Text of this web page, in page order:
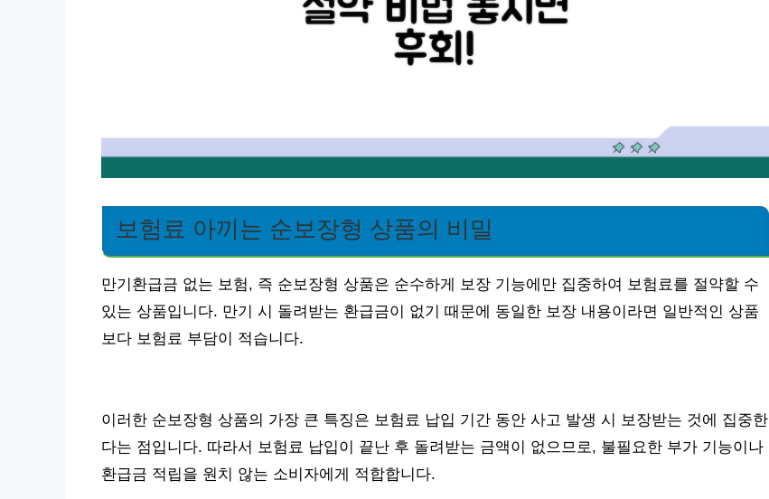
보험료 아끼는 순보장형 상품의 비밀
만기환급금 없는 보험, 즉 순보장형 상품은 순수하게 보장 기능에만 집중하여 보험료를 절약할 수
있는 상품입니다. 만기 시 돌려받는 환급금이 없기 때문에 동일한 보장 내용이라면 일반적인 상품
보다 보험료 부담이 적습니다.
이러한 순보장형 상품의 가장 큰 특징은 보험료 납입 기간 동안 사고 발생 시 보장받는 것에 집중한
다는 점입니다. 따라서 보험료 납입이 끝난 후 돌려받는 금액이 없으므로, 불필요한 부가 기능이나
환급금 적립을 원치 않는 소비자에게 적합합니다.